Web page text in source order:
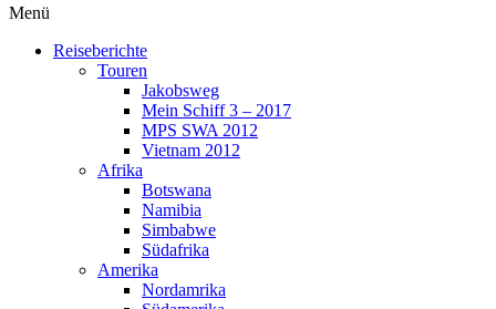
Menü
Reiseberichte
Touren
Jakobsweg
Mein Schiff 3 – 2017
MPS SWA 2012
Vietnam 2012
Afrika
Botswana
Namibia
Simbabwe
Südafrika
Amerika
Nordamrika